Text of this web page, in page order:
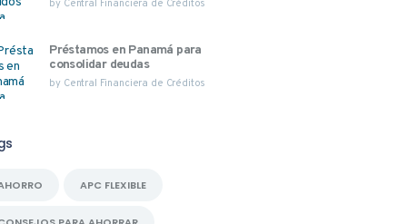
by Central Financiera de Créditos
Préstamos en Panamá para
consolidar deudas
by Central Financiera de Créditos
APC FLEXIBLE